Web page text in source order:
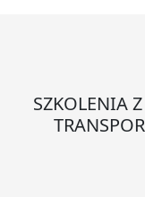
SZKOLENIA